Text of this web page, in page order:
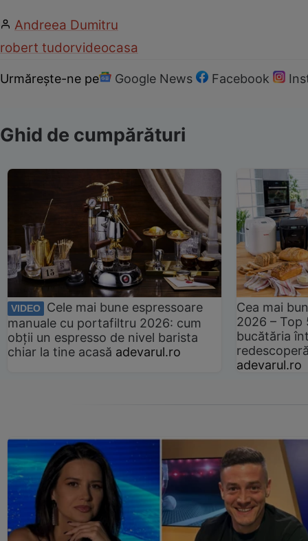
Andreea Dumitru
robert tudorvideocasa
Urmărește-ne pe Google News Facebook
Ghid de cumpărături
VIDEO
Cele mai bune espressoare
manuale cu portafiltru 2026: cum
obții un espresso de nivel barista
chiar la tine acasă adevarul.ro
Cea mai
2026 –
bucătăria
adevarul.ro